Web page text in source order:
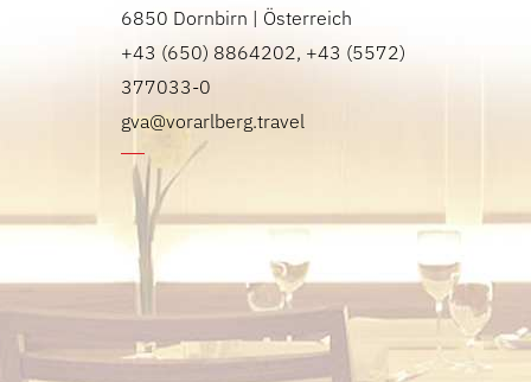
6850 Dornbirn | Österreich
+43 (650) 8864202, +43 (5572)
377033-0
gva@vorarlberg.travel